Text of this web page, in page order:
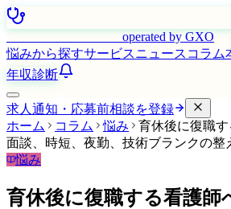
operated by GXO
悩みから探すサービスニュース コラム
年収診断
求人通知・応募前相談を登録
ホーム
コラム 悩み
育休後に復職
面談、時短、夜勤、技術ブランクの整
悩み
育休後に復職する看護師